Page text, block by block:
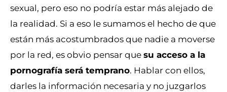
sexual, pero eso no podría estar más alejado de
la realidad. Si a eso le sumamos el hecho de que
están más acostumbrados que nadie a moverse
por la red, es obvio pensar quesu acceso a la
pornografía será temprano. Hablar con ellos,
darles la información necesaria y no juzgarlos